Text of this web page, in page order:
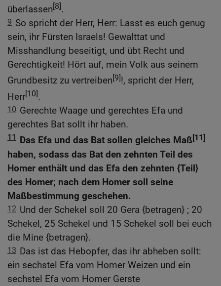
überlassen[8].
9 So spricht der Herr, Herr: Lasst es euch genug
sein, ihr Fürsten Israels! Gewalttat und
Misshandlung beseitigt, und übt Recht und
Gerechtigkeit! Hört auf, mein Volk aus seinem
Grundbesitz zu vertreiben[9]!, spricht der Herr,
Herr[10].
10 Gerechte Waage und gerechtes Efa und
gerechtes Bat sollt ihr haben.
11 Das Efa und das Bat sollen gleiches Maß[11]
haben, sodass das Bat den zehnten Teil des
Homer enthält und das Efa den zehnten {Teil}
des Homer; nach dem Homer soll seine
Maßbestimmung geschehen.
12 Und der Schekel soll 20 Gera {betragen} ; 20
Schekel, 25 Schekel und 15 Schekel soll bei euch
die Mine {betragen}.
13 Das ist das Hebopfer, das ihr abheben sollt:
ein sechstel Efa vom Homer Weizen und ein
sechstel Efa vom Homer Gerste